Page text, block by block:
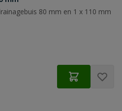
80 mm en 1 x 110 mm